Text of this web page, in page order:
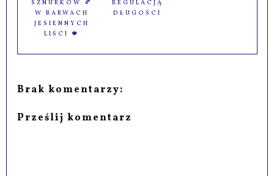
SZNURKÓW 🍂
W BARWACH
JESIENNYCH
LIŚCI 🍁
REGULACJĄ
DŁUGOŚCI
Brak komentarzy:
Prześlij komentarz